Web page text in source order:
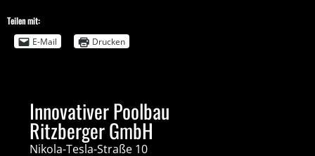
Teilen mit:
E-Mail
Drucken
Innovativer Poolbau
Ritzberger GmbH
Nikola-Tesla-Straße 10